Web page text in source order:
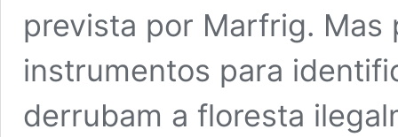
prevista por Marfrig. Mas
instrumentos para
derrubam a floresta